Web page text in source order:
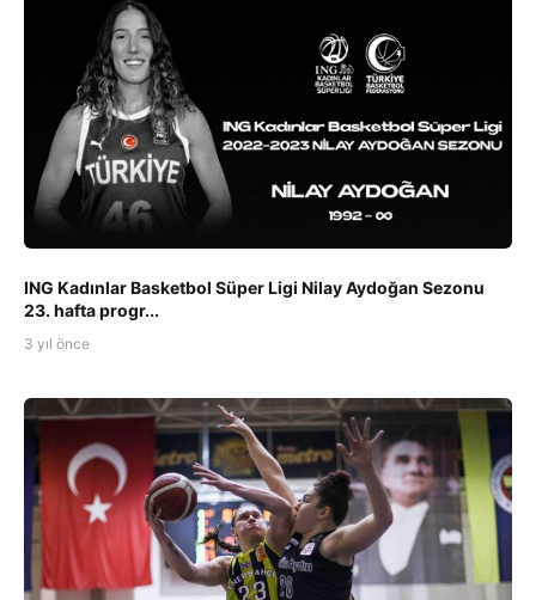
ING Kadınlar Basketbol Süper Ligi Nilay Aydoğan Sezonu
23. hafta progr...
3 yıl önce